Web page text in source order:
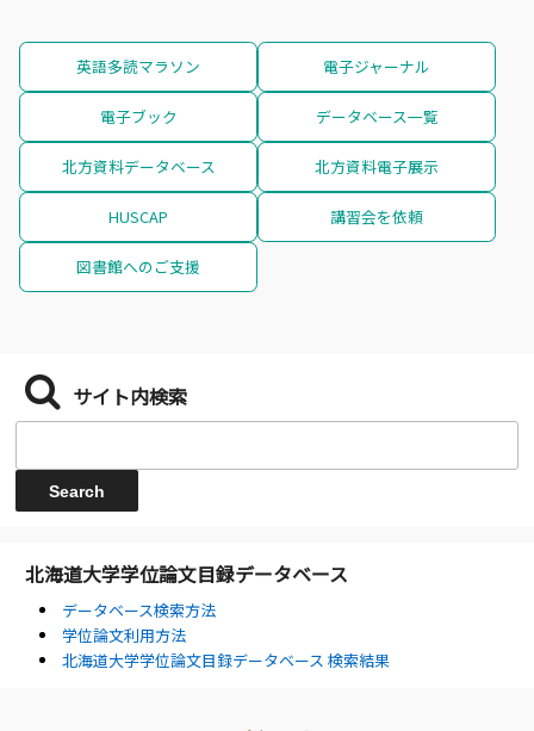
英語多読マラソン 電子ジャーナル
電子ブック データベース一覧
北方資料データベース 北方資料電子展示
HUSCAP 講習会を依頼
図書館へのご支援
サイト内検索
北海道大学学位論文目録データベース
データベース検索方法
学位論文利用方法
北海道大学学位論文目録データベース 検索結果